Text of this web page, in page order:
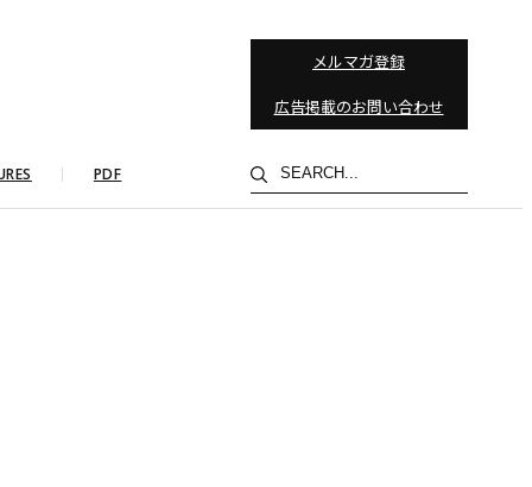
メルマガ登録
広告掲載のお問い合わせ
PDF
検
索